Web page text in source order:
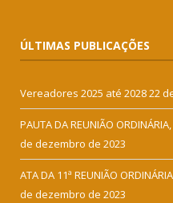
ÚLTIMAS PUBLICAÇÕES
Vereadores 2025 até 202822
PAUTA DA REUNIÃO
de dezembro de 2023
ATA DA 11ª REUNIÃO
de dezembro de 2023